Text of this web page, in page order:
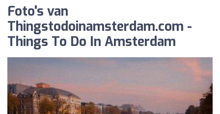
Foto's van
Thingstodoinamsterdam.com -
Things To Do In Amsterdam